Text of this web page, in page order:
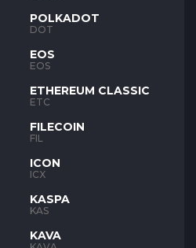
POLKADOT
DOT
EOS
EOS
ETHEREUM CLASSIC
ETC
FILECOIN
FIL
ICON
ICX
KASPA
KAS
KAVA